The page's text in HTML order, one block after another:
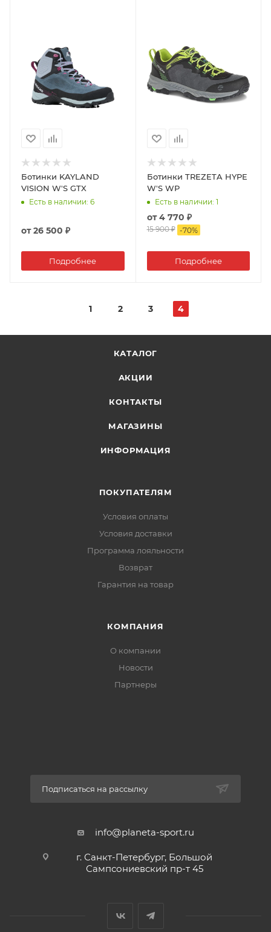
Ботинки KAYLAND
VISION W'S GTX
Есть в наличии: 6
от26 500 ₽
Подробнее
Ботинки TREZETA HYPE
W'S WP
Есть в наличии: 1
от4 770 ₽
15 900 ₽ -70%
Подробнее
1 2 3 4
КАТАЛОГ
АКЦИИ
КОНТАКТЫ
МАГАЗИНЫ
ИНФОРМАЦИЯ
ПОКУПАТЕЛЯМ
Условия оплаты
Условия доставки
Программа лояльности
Возврат
Гарантия на товар
КОМПАНИЯ
О компании
Новости
Партнеры
Подписаться на рассылку
info@planeta-sport.ru
г. Санкт-Петербург, Большой
Сампсониевский пр-т 45